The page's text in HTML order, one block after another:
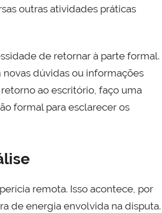
outras atividades práticas
de retornar à parte formal.
dúvidas ou informações
ao escritório, faço uma
formal para esclarecer os
remota. Isso acontece, por
de energia envolvida na disputa.